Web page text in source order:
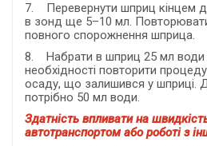
7. Перевернути шприц кінцем
в зонд ще 5–10 мл.
повного спорожнення шприца.
8. Набрати в шприц 25 мл води і
необхідності повторити
осаду, що залишився у шприці.
потрібно 50 мл води.
Здатність впливати на
автотранспортом або роботі з